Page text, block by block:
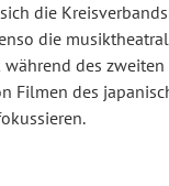
die
die
des
des